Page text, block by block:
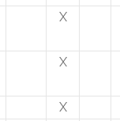
X
X
X